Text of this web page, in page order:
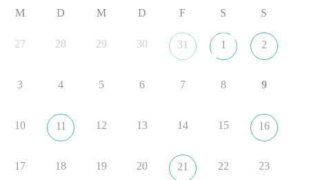
#dieBasis #SachsenAnhalt #Landtagswahl2026
#Kooperation
1 Tag zuvor
„Plandemie-Logik Reloaded“
Sie sagten immer und immer wieder: „Nur die Impfung rettet
M D M D F S S
27 28 29 30 31 1 2
3 4 5 6 7 8 9
10 11 12 13 14 15 16
17 18 19 20 21 22 23